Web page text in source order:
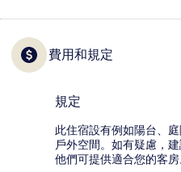
費用和規定
規定
此住宿設有例如陽台、
戶外空間。如有疑慮，
他們可提供適合您的客房